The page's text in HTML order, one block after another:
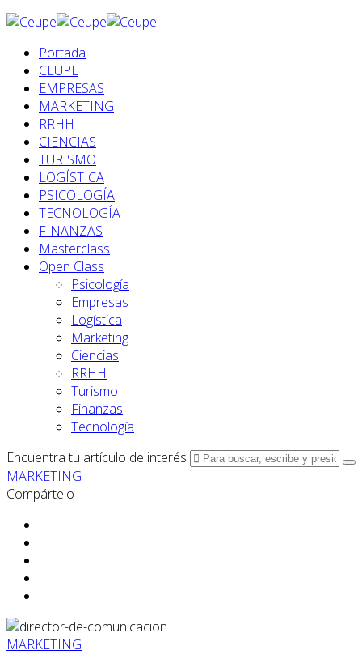
Portada
CEUPE
EMPRESAS
MARKETING
RRHH
CIENCIAS
TURISMO
LOGÍSTICA
PSICOLOGÍA
TECNOLOGÍA
FINANZAS
Masterclass
Open Class
Psicología
Empresas
Logística
Marketing
Ciencias
RRHH
Turismo
Finanzas
Tecnología
Encuentra tu artículo de interés
MARKETING
Compártelo
MARKETING